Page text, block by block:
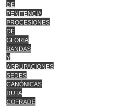
DE
PENITENCIA
PROCESIONES
DE
GLORIA
BANDAS
Y
AGRUPACIONES
SEDES
CANÓNICAS
RUTA
COFRADE